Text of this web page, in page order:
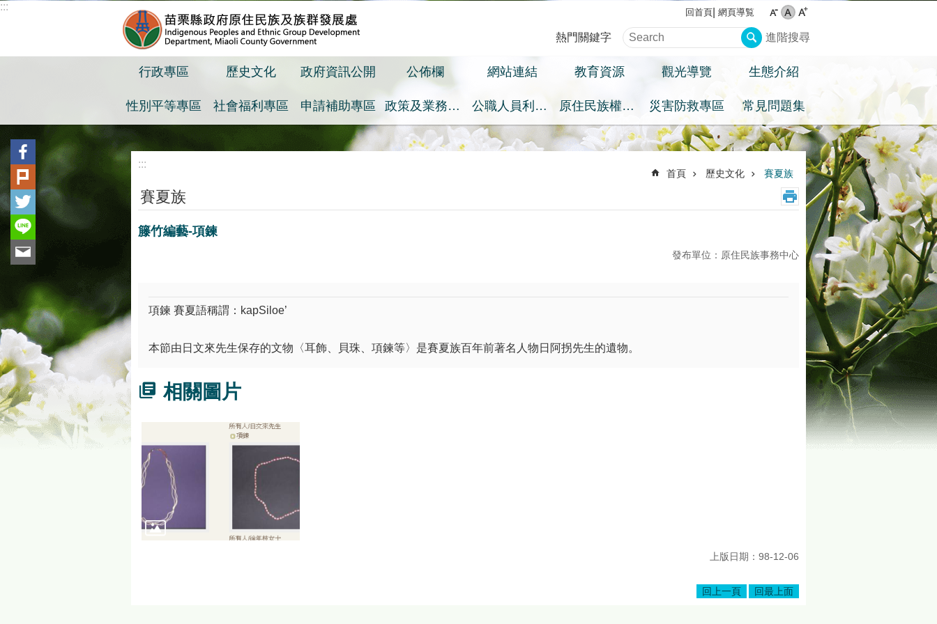
跳到主要內容區塊
::: 回首頁 網頁導覧
熱門關鍵字 進階搜尋
行政專區 歷史文化 政府資訊公開 公佈欄 網站連結 教育資源 觀光導覽 生態介紹
性別平等專區 社會福利專區 申請補助專區 政策及業務宣導之預算執行情形專區 公職人員利益衝突迴避身分揭露專區 原住民族權益專區 災害防救專區 常見問題集
:::
首頁 歷史文化 賽夏族
賽夏族
籐竹編藝-項鍊
發布單位：原住民族事務中心
項鍊 賽夏語稱謂：kapSiloe’
本節由日文來先生保存的文物〈耳飾、貝珠、項鍊等〉是賽夏族百年前著名人物日阿拐先生的遺物。
相關圖片
上版日期：98-12-06
回上一頁 回最上面